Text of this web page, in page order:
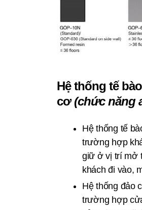
Hệ thống tế
cơ(chức năng
Hệ thống tế
trường hợp
giữ ở vị trí mở
khách đi vào,
Hệ thống đảo
trường hợp